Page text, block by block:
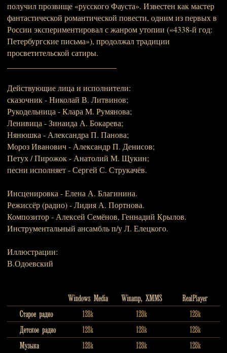
получил прозвище «русского Фауста». Известен как мастер
фантастической романтической повести, одним из первых в
России экспериментировал с жанром утопии («4338-й год:
Петербургские письма»), продолжал традиции
просветительской сатиры.
Действующие лица и исполнители:
сказочник - Николай В. Литвинов;
Рукодельница - Клара М. Румянова;
Ленивица - Зинаида А. Бокарева;
Нянюшка - Александра П. Панова;
Мороз Иванович - Александр П. Денисов;
Петух / Пирожок - Анатолий М. Щукин;
песни исполняет - Сергей С. Струкачёв.
Инсценировка - Елена А. Благинина.
Режиссёр (радио) - Лидия А. Портнова.
Композитор - Алексей Семёнов, Геннадий Крылов.
Инструментальный ансамбль п/у Л. Елецкого.
Иллюстрации:
В.Одоевский